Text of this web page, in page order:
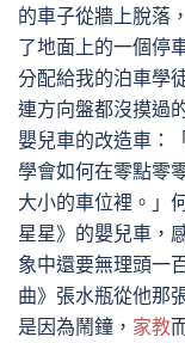
的車子從牆上脫落
了地面上的一個停
分配給我的泊車學
連方向盤都沒摸過
嬰兒車的改造車：
學會如何在零點零
大小的車位裡。」
星星》的嬰兒車，
象中還要無理頭一
曲》張水瓶從他那
是因為鬧鐘， 家教